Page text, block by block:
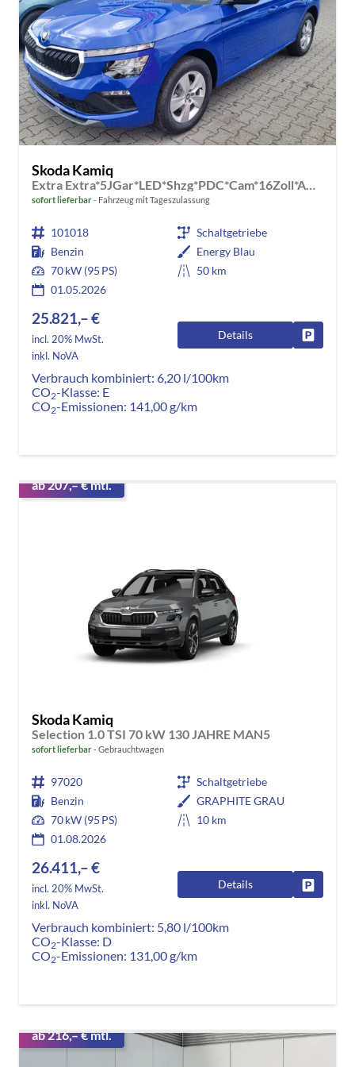
Skoda Kamiq
sofort lieferbar Fahrzeug mit Tageszulassung
101018
Schaltgetriebe
Benzin
Energy Blau
70 kW (95 PS)
50 km
01.05.2026
25.821,– €
incl. 20% MwSt.
inkl. NoVA
Details
Verbrauch kombiniert: 6,20 l/100km
CO2-Klasse: E
CO2-Emissionen: 141,00 g/km
ab 207,– € mtl.
Skoda Kamiq
Selection 1.0 TSI 70 kW 130 JAHRE MAN5
sofort lieferbar Gebrauchtwagen
97020
Schaltgetriebe
Benzin
GRAPHITE GRAU
70 kW (95 PS)
10 km
01.08.2026
26.411,– €
incl. 20% MwSt.
inkl. NoVA
Details
Verbrauch kombiniert: 5,80 l/100km
CO2-Klasse: D
CO2-Emissionen: 131,00 g/km
ab 216,– € mtl.